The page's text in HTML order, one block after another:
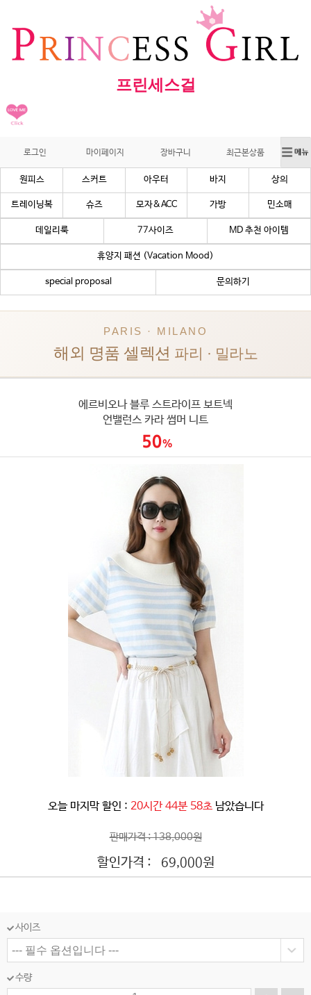
프린세스걸
로그인 마이페이지 장바구니 최근본상품
원피스 스커트 아우터 바지 상의
트레이닝복 슈즈 모자&ACC 가방 민소매
데일리룩 77사이즈 MD 추천 아이템
휴양지 패션 (Vacation Mood)
special proposal 문의하기
PARIS · MILANO
해외 명품 셀렉션 파리 · 밀라노
에르비오나 블루 스트라이프 보트넥
언밸런스 카라 썸머 니트
오늘 마지막 할인 : 20시간 44분 56초 남았습니다
판매가격 : 138,000원
할인가격 : 69,000원
사이즈
수량